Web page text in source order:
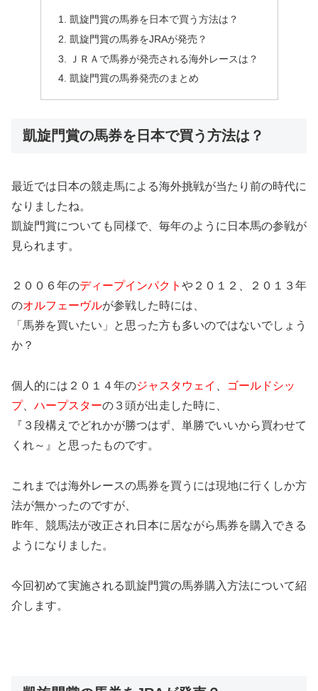
凱旋門賞の馬券を日本で買う方法は？
凱旋門賞の馬券をJRAが発売？
ＪＲＡで馬券が発売される海外レースは？
凱旋門賞の馬券発売のまとめ
凱旋門賞の馬券を日本で買う方法は？
最近では日本の競走馬による海外挑戦が当たり前の時代に
なりましたね。
凱旋門賞についても同様で、毎年のように日本馬の参戦が
見られます。
２００６年のディープインパクト や２０１２、２０１３年
のオルフェーヴルが参戦した時には、
「馬券を買いたい」と思った方も多いのではないでしょう
か？
個人的には２０１４年のジャスタウェイ
ゴールドシッ
プ、 ハープスターの３頭が出走した時に、
『３段構えでどれかが勝つはず、単勝でいいから買わせて
くれ～』と思ったものです。
これまでは海外レースの馬券を買うには現地に行くしか方
法が無かったのですが、
昨年、競馬法が改正され日本に居ながら馬券を購入できる
ようになりました。
今回初めて実施される凱旋門賞の馬券購入方法について紹
介します。